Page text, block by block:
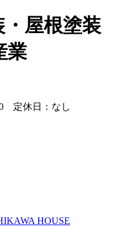
屋根塗装
業
定休日：なし
HOUSE